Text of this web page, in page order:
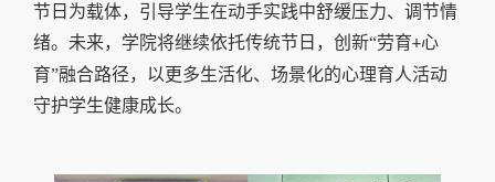
节日为载体，引导学生在动手实践中舒缓压力、调节情
绪。未来，学院将继续依托传统节日，创新“劳育+心
育”融合路径，以更多生活化、场景化的心理育人活动
守护学生健康成长。